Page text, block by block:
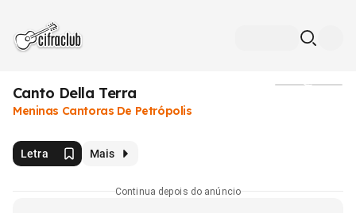
Canto Della Terra
Meninas Cantoras De Petrópolis
Letra Mais
Continua depois do anúncio